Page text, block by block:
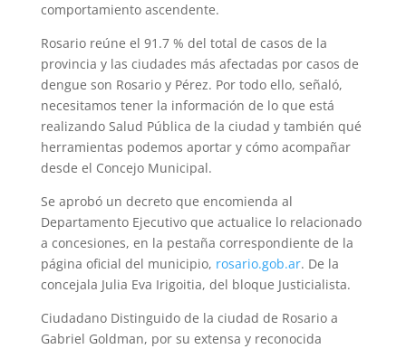
comportamiento ascendente.
Rosario reúne el 91.7 % del total de casos de la
provincia y las ciudades más afectadas por casos de
dengue son Rosario y Pérez. Por todo ello, señaló,
necesitamos tener la información de lo que está
realizando Salud Pública de la ciudad y también qué
herramientas podemos aportar y cómo acompañar
desde el Concejo Municipal.
Se aprobó un decreto que encomienda al
Departamento Ejecutivo que actualice lo relacionado
a concesiones, en la pestaña correspondiente de la
página oficial del municipio, rosario.gob.ar. De la
concejala Julia Eva Irigoitia, del bloque Justicialista.
Ciudadano Distinguido de la ciudad de Rosario a
Gabriel Goldman, por su extensa y reconocida